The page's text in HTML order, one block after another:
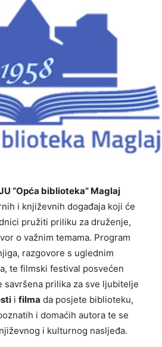
“Opća biblioteka” Maglaj
i književnih događaja koji će
pružiti priliku za druženje,
o važnim temama. Program
razgovore s uglednim
te filmski festival posvećen
savršena prilika za sve ljubitelje
i filma da posjete biblioteku,
i domaćih autora te se
i kulturnog nasljeđa.